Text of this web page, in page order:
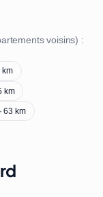
voisins) :
km
km
63 km